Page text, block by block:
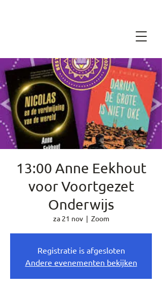
13:00 Anne Eekhout
voor Voortgezet
Onderwijs
za 21 nov
  |
Zoom
Registratie is afgesloten
Andere evenementen bekijken